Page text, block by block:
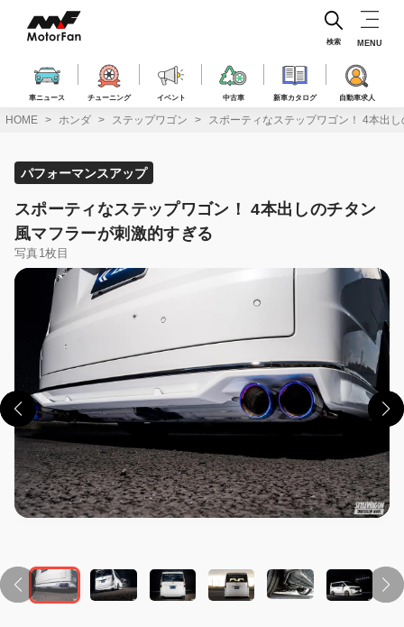
ス
車ニュース チューニング イベント 中古車 新車カタログ 自動車求人
検索 MENU
HOME ホンダ ステップワゴン スポーティなステップワゴン！ 4本出
パフォーマンスアップ
スポーティなステップワゴン！ 4本出しのチタン
風マフラーが刺激的すぎる
写真1枚目